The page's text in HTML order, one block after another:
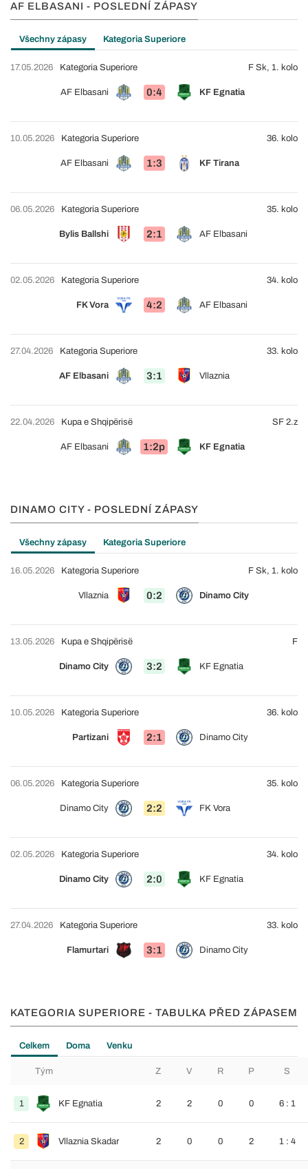
AF ELBASANI - POSLEDNÍ ZÁPASY
Všechny zápasy Kategoria Superiore
17.05.2026
AF Elbasani 0:4 KF Egnatia
Kategoria Superiore F Sk, 1. kolo
10.05.2026
AF Elbasani 1:3 KF Tirana
Kategoria Superiore 36. kolo
06.05.2026
Bylis Ballshi 2:1 AF Elbasani
Kategoria Superiore 35. kolo
02.05.2026
FK Vora 4:2 AF Elbasani
Kategoria Superiore 34. kolo
27.04.2026
AF Elbasani 3:1 Vllaznia
Kategoria Superiore 33. kolo
22.04.2026
AF Elbasani 1:2p KF Egnatia
Kupa e Shqipërisë SF 2.z
DINAMO CITY - POSLEDNÍ ZÁPASY
Všechny zápasy Kategoria Superiore
16.05.2026
Vllaznia 0:2 Dinamo City
Kategoria Superiore F Sk, 1. kolo
13.05.2026
Dinamo City 3:2 KF Egnatia
Kupa e Shqipërisë F
10.05.2026
Partizani 2:1 Dinamo City
Kategoria Superiore 36. kolo
06.05.2026
Dinamo City 2:2 FK Vora
Kategoria Superiore 35. kolo
02.05.2026
Dinamo City 2:0 KF Egnatia
Kategoria Superiore 34. kolo
27.04.2026
Flamurtari 3:1 Dinamo City
Kategoria Superiore 33. kolo
KATEGORIA SUPERIORE - TABULKA PŘED ZÁPASEM
Celkem Doma Venku
Tým Z V R P S
1 KF Egnatia 2 2 0 0 6 : 1
2 Vllaznia Skadar 2 0 0 2 1 : 4